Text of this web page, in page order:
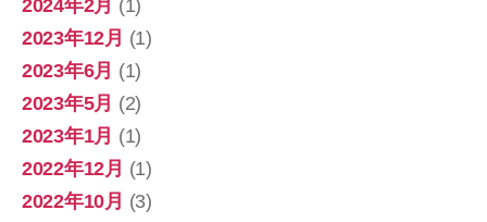
2024年2月 (1)
2023年12月 (1)
2023年6月 (1)
2023年5月 (2)
2023年1月 (1)
2022年12月 (1)
2022年10月 (3)